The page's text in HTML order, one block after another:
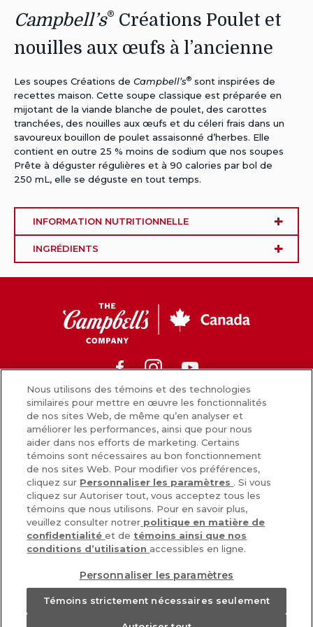
Campbell’s® Créations Poulet et
nouilles aux œufs à l’ancienne
Les soupes Créations de Campbell’s® sont inspirées de
recettes maison. Cette soupe classique est préparée en
mijotant de la viande blanche de poulet, des carottes
tranchées, des nouilles aux œufs et du céleri frais dans un
savoureux bouillon de poulet assaisonné d’herbes. Elle
contient en outre 25 % moins de sodium que nos soupes
Prête à déguster régulières et à 90 calories par bol de
250 mL, elle se déguste en tout temps.
INFORMATION NUTRITIONNELLE
INGRÉDIENTS
Canada
FacebookInstagram
Nouvelles
Comment nous préparons nos aliments
Carrières
Inscrivez-vous
Nous joindre
POLITIQUE DE CONFIDENTIALITÉ
CHOIX DE PUB [PARAMÈTRES DES COOKIES]
CONDITIONS
Nous utilisons des témoins et des technologies
similaires pour mettre en œuvre les fonctionnalités
de nos sites Web, de même qu’en analyser et
améliorer les performances, ainsi que pour nous
aider dans nos efforts de marketing. Certains
témoins sont nécessaires au bon fonctionnement
de nos sites Web. Pour modifier vos préférences,
cliquez sur Personnaliser les paramètres . Si vous
cliquez sur Autoriser tout, vous acceptez tous les
témoins que nous utilisons. Pour en savoir plus,
veuillez consulter notrer politique en matière de
confidentialitéet de témoins ainsi que nos
conditions d’utilisation accessibles en ligne.
Personnaliser les paramètres
Témoins strictement nécessaires seulement